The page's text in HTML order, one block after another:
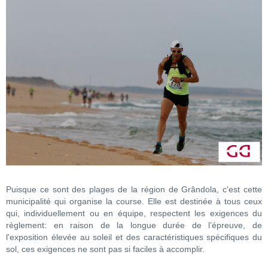
Puisque ce sont des plages de la région de Grândola, c'est cette
municipalité qui organise la course. Elle est destinée à tous ceux
qui, individuellement ou en équipe, respectent les exigences du
règlement: en raison de la longue durée de l’épreuve, de
l'exposition élevée au soleil et des caractéristiques spécifiques du
sol, ces exigences ne sont pas si faciles à accomplir.